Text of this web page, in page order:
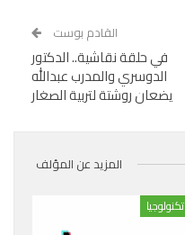
القادم بوست
في حلقة نقاشية.. الدكتور
الدوسري والمدرب عبدالله
يضعان روشتة لتربية الصغار
المزيد عن المؤلف
تكنولوجيا